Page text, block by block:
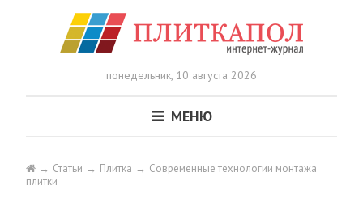
понедельник, 10 августа 2026
МЕНЮ
Статьи Плитка
Современные технологии монтажа
плитки